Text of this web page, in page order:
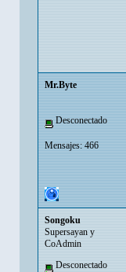
Mr.Byte
Desconectado
Mensajes: 466
Songoku
Supersayan y
CoAdmin
Desconectado